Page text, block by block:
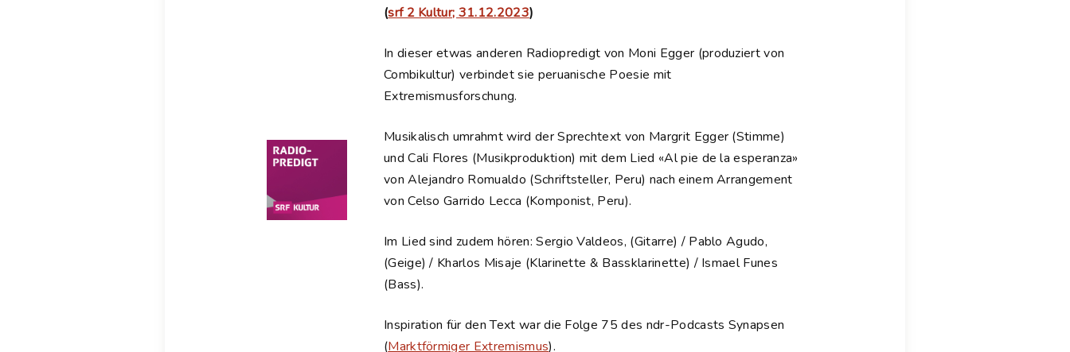
(srf 2 Kultur; 31.12.2023)
In dieser etwas anderen Radiopredigt von Moni Egger (produziert von
Combikultur) verbindet sie peruanische Poesie mit
Extremismusforschung.
Musikalisch umrahmt wird der Sprechtext von Margrit Egger (Stimme)
und Cali Flores (Musikproduktion) mit dem Lied «Al pie de la esperanza»
von Alejandro Romualdo (Schriftsteller, Peru) nach einem Arrangement
von Celso Garrido Lecca (Komponist, Peru).
Im Lied sind zudem hören: Sergio Valdeos, (Gitarre) / Pablo Agudo,
(Geige) / Kharlos Misaje (Klarinette & Bassklarinette) / Ismael Funes
(Bass).
Inspiration für den Text war die Folge 75 des ndr-Podcasts Synapsen
(Marktförmiger Extremismus).